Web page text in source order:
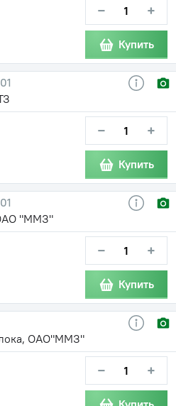
− +
Купить
− +
Купить
"ММЗ"
− +
Купить
ОАО"ММЗ"
− +